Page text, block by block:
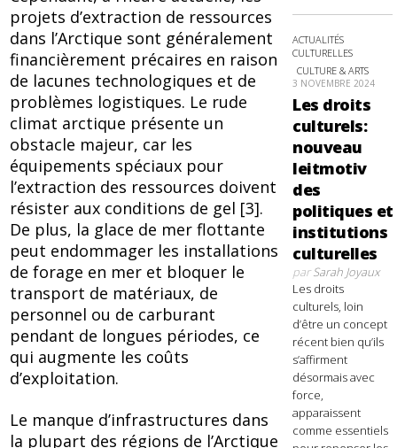
projets d’extraction de ressources
dans l’Arctique sont généralement
financièrement précaires en raison
de lacunes technologiques et de
problèmes logistiques. Le rude
climat arctique présente un
obstacle majeur, car les
équipements spéciaux pour
l’extraction des ressources doivent
résister aux conditions de gel [3].
De plus, la glace de mer flottante
peut endommager les installations
de forage en mer et bloquer le
transport de matériaux, de
personnel ou de carburant
pendant de longues périodes, ce
qui augmente les coûts
d’exploitation.
Le manque d’infrastructures dans
la plupart des régions de l’Arctique
ACTUALITÉS
CULTURELLES
CULTURE & ARTS
3 NOVEMBRE 2024
Les droits
culturels:
nouveau
leitmotiv
des
politiques et
institutions
culturelles
parSarah Joyaux
Les droits
culturels, loin
d’être un concept
récent bien qu’ils
s’affirment
désormais avec
force,
apparaissent
comme essentiels